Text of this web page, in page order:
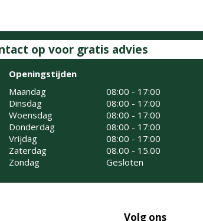
op voor gratis advies
Openingstijden
Maandag
08:00 - 17:00
Dinsdag
08:00 - 17:00
Woensdag
08:00 - 17:00
Donderdag
08:00 - 17:00
Vrijdag
08:00 - 17:00
Zaterdag
08.00 - 15.00
Zondag
Gesloten
Volg ons